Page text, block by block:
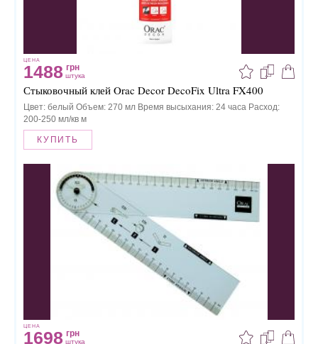
ЦЕНА
1488 грн
штука
Стыковочный клей Orac Decor DecoFix Ultra FX400
Цвет: белый Объем: 270 мл Время высыхания: 24 часа Расход:
200-250 мл/кв м
КУПИТЬ
ЦЕНА
1698 грн
штука